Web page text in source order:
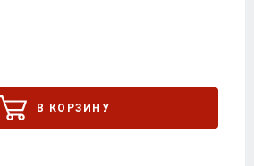
В КОРЗИНУ